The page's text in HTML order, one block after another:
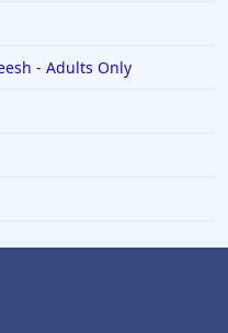
- Adults Only